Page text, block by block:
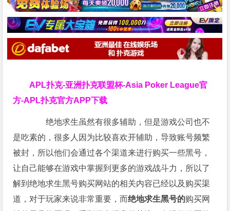
APL扑克-亚洲扑克联盟杯-Asia Poker League官
方-APL扑克官方APP下载
绝地求生虽然有很多辅助，但是游戏公司也不
是吃素的，很多人因为比较喜欢开辅助，导致账号频繁
被封，所以他们会通过各个渠道来进行购买一些黑号，
让自己能够在游戏中掌握到更多的游戏战斗力，所以了
解到绝地求生黑号购买网站的相关内容已经以及购买渠
道，对于玩家来说非常重要，而绝地求生黑号的购买网